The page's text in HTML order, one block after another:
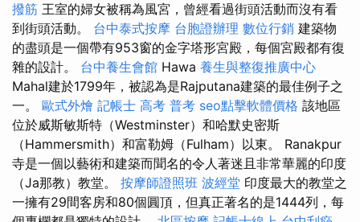
撥筋 王室的婦女被稱為風宮，曾經看過街頭活動而沒有看
到街頭活動。 台中泰式按摩 台胞證辦理 數位行銷 建築物
的盡頭是一個帶有953窗的金字塔形宮殿，每個宮殿都有復
雜的設計。 台中養生會館 Hawa 養生與整復推廣中心
Mahal建於1799年，被認為是Rajputana建築的最佳例子之
一。 歐式外燴 記帳士 高考 普考 seo點擊軟體價格 該地區
位於威斯敏斯特（Westminster）和哈默史密斯
（Hammersmith）和富勒姆（Fulham）以東。 Ranakpur
寺是一個以藝術和建築而聞名的令人著迷且非常華麗的印度
（Ja那教）教堂。 按摩師證照班 波經堂 印度最大的教堂之
一擁有29間客房和80個圓頂，但真正著名的是1444列，每